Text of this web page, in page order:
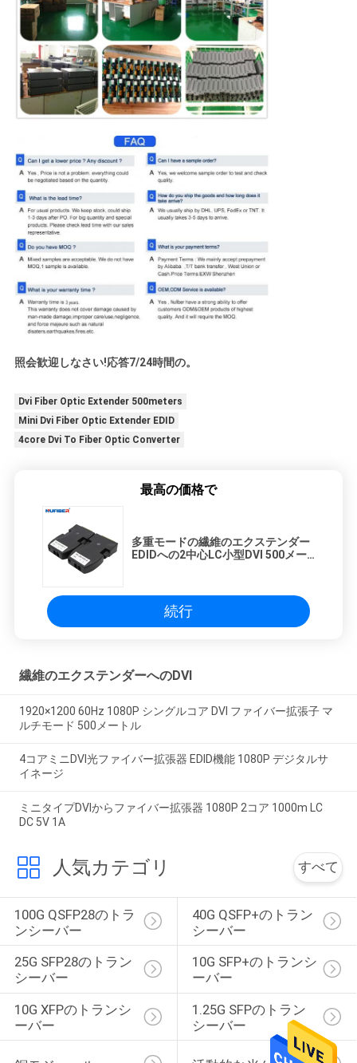
照会歓迎しなさい!応答7/24時間の。
Dvi Fiber Optic Extender 500meters
Mini Dvi Fiber Optic Extender EDID
4core Dvi To Fiber Optic Converter
最高の価格で
多重モードの繊維のエクステンダー
EDIDへの2中心LC小型DVI 500メー
続行
繊維のエクステンダーへのDVI
1920×1200 60Hz 1080P シングルコア DVI ファイバー拡張子 マ
ルチモード 500メートル
4コアミニDVI光ファイバー拡張器 EDID機能 1080P デジタルサ
イネージ
ミニタイプDVIからファイバー拡張器 1080P 2コア 1000m LC
DC 5V 1A
人気カテゴリ すべて
100G QSFP28のトラ
ンシーバー
40G QSFP+のトラン
シーバー
25G SFP28のトラン
シーバー
10G SFP+のトランシ
ーバー
10G XFPのトランシ
ーバー
1.25G SFPのトラン
シーバー